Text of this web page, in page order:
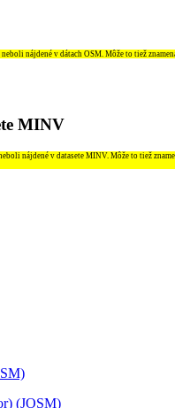
nájdené v dátach OSM. Môže to tiež
MINV
nájdené v datasete MINV. Môže to tiež
(JOSM)